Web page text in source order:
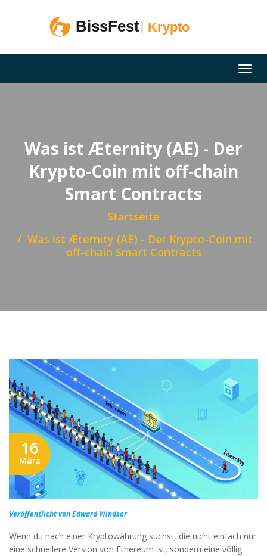
Was ist Æternity (AE) - Der
Krypto-Coin mit off-chain
Smart Contracts
Startseite
Was ist Æternity (AE) - Der Krypto-Coin mit
off-chain Smart Contracts
16
März
Veröffentlicht von Edward Windsor
Wenn du nach einer Kryptowährung suchst, die nicht einfach nur
eine schnellere Version von Ethereum ist, sondern eine völlig